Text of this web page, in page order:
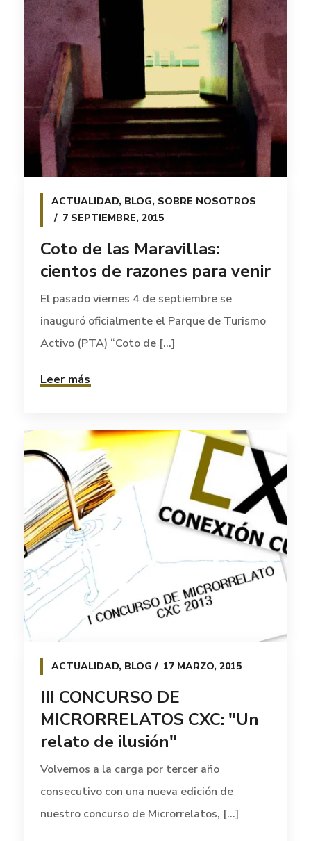
ACTUALIDAD, BLOG, SOBRE NOSOTROS
7 SEPTIEMBRE, 2015
Coto de las Maravillas:
cientos de razones para venir
El pasado viernes 4 de septiembre se
inauguró oficialmente el Parque de Turismo
Activo (PTA) “Coto de [...]
Leer más
ACTUALIDAD, BLOG 17 MARZO, 2015
III CONCURSO DE
MICRORRELATOS CXC: "Un
relato de ilusión"
Volvemos a la carga por tercer año
consecutivo con una nueva edición de
nuestro concurso de Microrrelatos, [...]